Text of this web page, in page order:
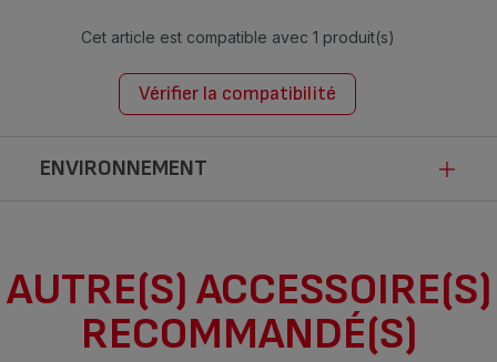
Cet article est compatible avec 1 produit(s)
Vérifier la compatibilité
ENVIRONNEMENT
modalités de communication de la loi
Anti-Gaspillage pour une Economie
AUTRE(S) ACCESSOIRE(S)
RECOMMANDÉ(S)